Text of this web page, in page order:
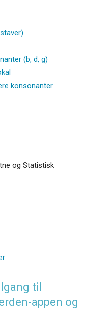
(b, d, g)
konsonanter
og Statistisk
til
appen og